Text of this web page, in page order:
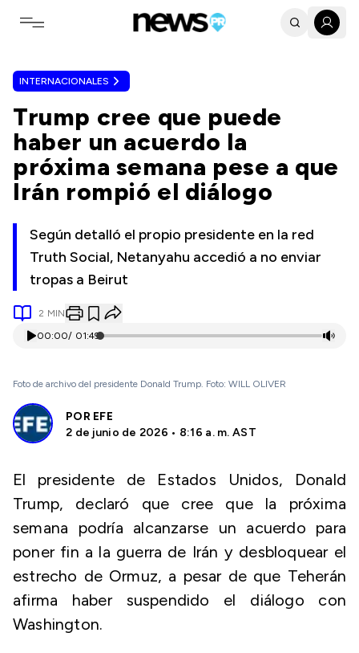
Toggle navigation menu
INTERNACIONALES
Trump cree que puede
haber un acuerdo la
próxima semana pese a que
Irán rompió el diálogo
Según detalló el propio presidente en la red
Truth Social, Netanyahu accedió a no enviar
tropas a Beirut
2 MIN
00:00/ 01:49
Foto de archivo del presidente Donald Trump. Foto: WILL OLIVER
POR EFE
2 de junio de 2026 • 8:16 a. m. AST
El presidente de Estados Unidos, Donald
Trump, declaró que cree que la próxima
semana podría alcanzarse un acuerdo para
poner fin a la guerra de Irán y desbloquear el
estrecho de Ormuz, a pesar de que Teherán
afirma haber suspendido el diálogo con
Washington.